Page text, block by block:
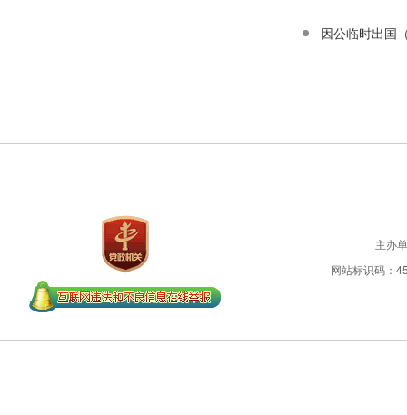
因公临时出国
主办
网站标识码：